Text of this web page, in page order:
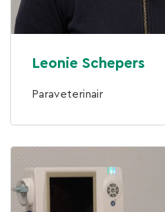
Leonie Schepers
Paraveterinair